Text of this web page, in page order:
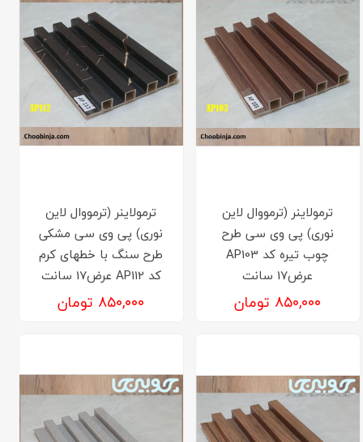
ترمولاینر (ترمووال لاین
نوری) پی وی سی طرح
چوب تیره کد AP103
عرض17 سانت
۸۵۰,۰۰۰ تومان
ترمولاینر (ترمووال لاین
نوری) پی وی سی مشکی
طرح سنگ با خطهای کرم
کد AP112 عرض17 سانت
۸۵۰,۰۰۰ تومان